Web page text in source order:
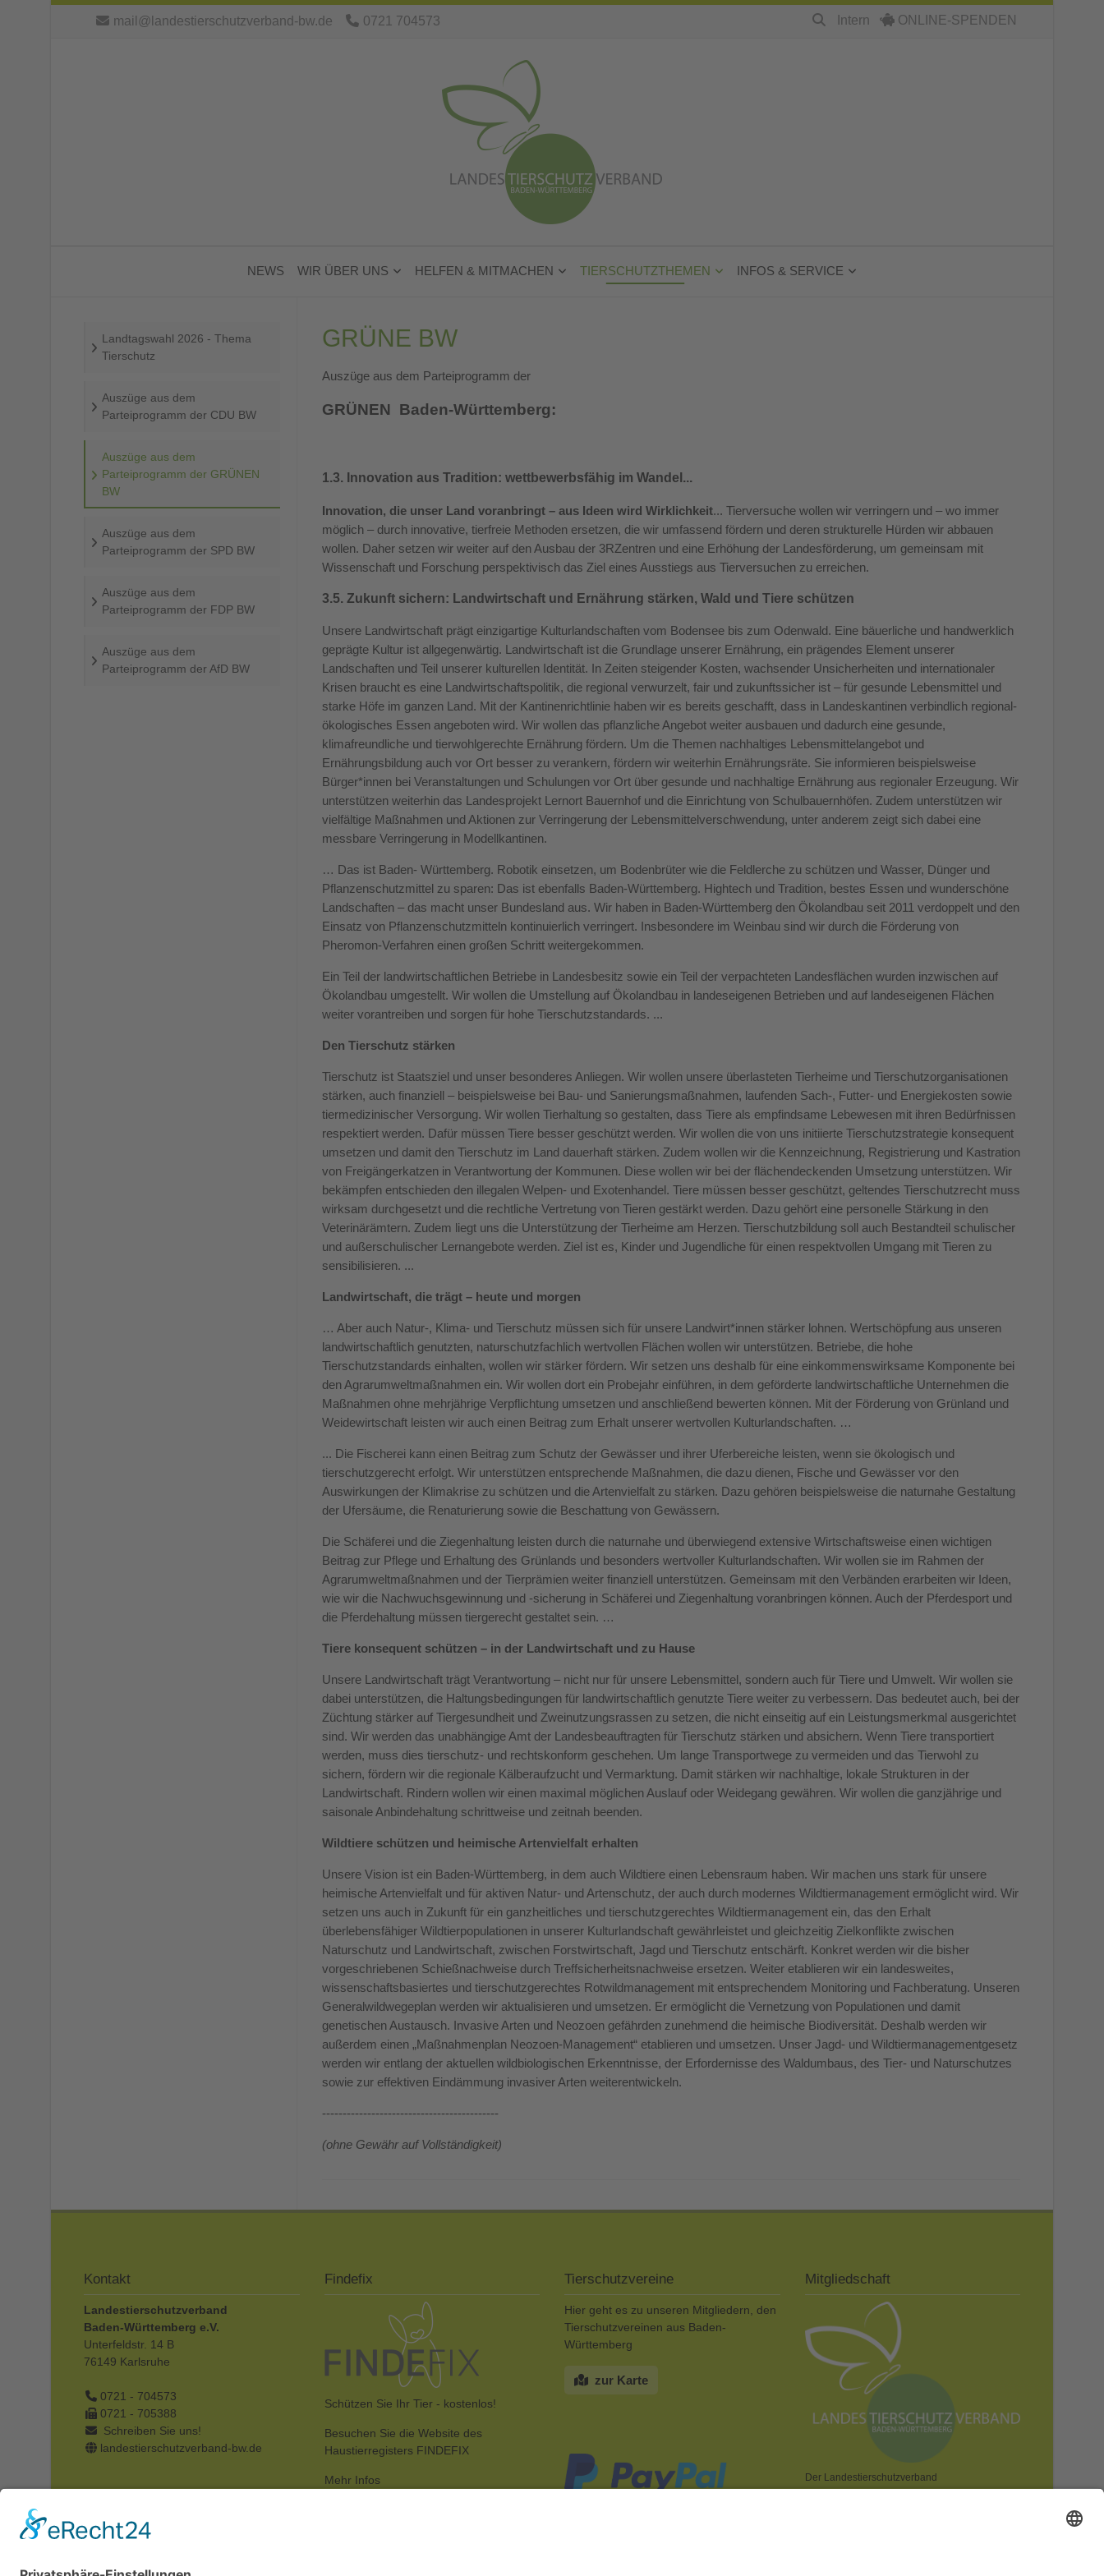
mail@landestierschutzverband-bw.de 0721 704573 Intern ONLINE-SPENDEN
NEWS WIR ÜBER UNS HELFEN & MITMACHEN TIERSCHUTZTHEMEN INFOS & SERVICE
GRÜNE BW
Auszüge aus dem Parteiprogramm der
GRÜNEN Baden-Württemberg:
1.3. Innovation aus Tradition: wettbewerbsfähig im Wandel...
Innovation, die unser Land voranbringt – aus Ideen wird Wirklichkeit... Tierversuche wollen wir verringern und – wo immer
möglich – durch innovative, tierfreie Methoden ersetzen, die wir umfassend fördern und deren strukturelle Hürden wir abbauen
wollen. Daher setzen wir weiter auf den Ausbau der 3RZentren und eine Erhöhung der Landesförderung, um gemeinsam mit
Wissenschaft und Forschung perspektivisch das Ziel eines Ausstiegs aus Tierversuchen zu erreichen.
3.5. Zukunft sichern: Landwirtschaft und Ernährung stärken, Wald und Tiere schützen
Unsere Landwirtschaft prägt einzigartige Kulturlandschaften vom Bodensee bis zum Odenwald. Eine bäuerliche und handwerklich
geprägte Kultur ist allgegenwärtig. Landwirtschaft ist die Grundlage unserer Ernährung, ein prägendes Element unserer
Landschaften und Teil unserer kulturellen Identität. In Zeiten steigender Kosten, wachsender Unsicherheiten und internationaler
Krisen braucht es eine Landwirtschaftspolitik, die regional verwurzelt, fair und zukunftssicher ist – für gesunde Lebensmittel und
starke Höfe im ganzen Land. Mit der Kantinenrichtlinie haben wir es bereits geschafft, dass in Landeskantinen verbindlich regional-
ökologisches Essen angeboten wird. Wir wollen das pflanzliche Angebot weiter ausbauen und dadurch eine gesunde,
klimafreundliche und tierwohlgerechte Ernährung fördern. Um die Themen nachhaltiges Lebensmittelangebot und
Ernährungsbildung auch vor Ort besser zu verankern, fördern wir weiterhin Ernährungsräte. Sie informieren beispielsweise
Bürger*innen bei Veranstaltungen und Schulungen vor Ort über gesunde und nachhaltige Ernährung aus regionaler Erzeugung. Wir
unterstützen weiterhin das Landesprojekt Lernort Bauernhof und die Einrichtung von Schulbauernhöfen. Zudem unterstützen wir
vielfältige Maßnahmen und Aktionen zur Verringerung der Lebensmittelverschwendung, unter anderem zeigt sich dabei eine
messbare Verringerung in Modellkantinen.
… Das ist Baden- Württemberg. Robotik einsetzen, um Bodenbrüter wie die Feldlerche zu schützen und Wasser, Dünger und
Pflanzenschutzmittel zu sparen: Das ist ebenfalls Baden-Württemberg. Hightech und Tradition, bestes Essen und wunderschöne
Landschaften – das macht unser Bundesland aus. Wir haben in Baden-Württemberg den Ökolandbau seit 2011 verdoppelt und den
Einsatz von Pflanzenschutzmitteln kontinuierlich verringert. Insbesondere im Weinbau sind wir durch die Förderung von
Pheromon-Verfahren einen großen Schritt weitergekommen.
Ein Teil der landwirtschaftlichen Betriebe in Landesbesitz sowie ein Teil der verpachteten Landesflächen wurden inzwischen auf
Ökolandbau umgestellt. Wir wollen die Umstellung auf Ökolandbau in landeseigenen Betrieben und auf landeseigenen Flächen
weiter vorantreiben und sorgen für hohe Tierschutzstandards. ...
Den Tierschutz stärken
Tierschutz ist Staatsziel und unser besonderes Anliegen. Wir wollen unsere überlasteten Tierheime und Tierschutzorganisationen
stärken, auch finanziell – beispielsweise bei Bau- und Sanierungsmaßnahmen, laufenden Sach-, Futter- und Energiekosten sowie
tiermedizinischer Versorgung. Wir wollen Tierhaltung so gestalten, dass Tiere als empfindsame Lebewesen mit ihren Bedürfnissen
respektiert werden. Dafür müssen Tiere besser geschützt werden. Wir wollen die von uns initiierte Tierschutzstrategie konsequent
umsetzen und damit den Tierschutz im Land dauerhaft stärken. Zudem wollen wir die Kennzeichnung, Registrierung und Kastration
von Freigängerkatzen in Verantwortung der Kommunen. Diese wollen wir bei der flächendeckenden Umsetzung unterstützen. Wir
bekämpfen entschieden den illegalen Welpen- und Exotenhandel. Tiere müssen besser geschützt, geltendes Tierschutzrecht muss
wirksam durchgesetzt und die rechtliche Vertretung von Tieren gestärkt werden. Dazu gehört eine personelle Stärkung in den
Veterinärämtern. Zudem liegt uns die Unterstützung der Tierheime am Herzen. Tierschutzbildung soll auch Bestandteil schulischer
und außerschulischer Lernangebote werden. Ziel ist es, Kinder und Jugendliche für einen respektvollen Umgang mit Tieren zu
sensibilisieren. ...
Landwirtschaft, die trägt – heute und morgen
… Aber auch Natur-, Klima- und Tierschutz müssen sich für unsere Landwirt*innen stärker lohnen. Wertschöpfung aus unseren
landwirtschaftlich genutzten, naturschutzfachlich wertvollen Flächen wollen wir unterstützen. Betriebe, die hohe
Tierschutzstandards einhalten, wollen wir stärker fördern. Wir setzen uns deshalb für eine einkommenswirksame Komponente bei
den Agrarumweltmaßnahmen ein. Wir wollen dort ein Probejahr einführen, in dem geförderte landwirtschaftliche Unternehmen die
Maßnahmen ohne mehrjährige Verpflichtung umsetzen und anschließend bewerten können. Mit der Förderung von Grünland und
Weidewirtschaft leisten wir auch einen Beitrag zum Erhalt unserer wertvollen Kulturlandschaften. …
... Die Fischerei kann einen Beitrag zum Schutz der Gewässer und ihrer Uferbereiche leisten, wenn sie ökologisch und
tierschutzgerecht erfolgt. Wir unterstützen entsprechende Maßnahmen, die dazu dienen, Fische und Gewässer vor den
Auswirkungen der Klimakrise zu schützen und die Artenvielfalt zu stärken. Dazu gehören beispielsweise die naturnahe Gestaltung
der Ufersäume, die Renaturierung sowie die Beschattung von Gewässern.
Die Schäferei und die Ziegenhaltung leisten durch die naturnahe und überwiegend extensive Wirtschaftsweise einen wichtigen
Beitrag zur Pflege und Erhaltung des Grünlands und besonders wertvoller Kulturlandschaften. Wir wollen sie im Rahmen der
Agrarumweltmaßnahmen und der Tierprämien weiter finanziell unterstützen. Gemeinsam mit den Verbänden erarbeiten wir Ideen,
wie wir die Nachwuchsgewinnung und -sicherung in Schäferei und Ziegenhaltung voranbringen können. Auch der Pferdesport und
die Pferdehaltung müssen tiergerecht gestaltet sein. …
Tiere konsequent schützen – in der Landwirtschaft und zu Hause
Unsere Landwirtschaft trägt Verantwortung – nicht nur für unsere Lebensmittel, sondern auch für Tiere und Umwelt. Wir wollen sie
dabei unterstützen, die Haltungsbedingungen für landwirtschaftlich genutzte Tiere weiter zu verbessern. Das bedeutet auch, bei der
Züchtung stärker auf Tiergesundheit und Zweinutzungsrassen zu setzen, die nicht einseitig auf ein Leistungsmerkmal ausgerichtet
sind. Wir werden das unabhängige Amt der Landesbeauftragten für Tierschutz stärken und absichern. Wenn Tiere transportiert
werden, muss dies tierschutz- und rechtskonform geschehen. Um lange Transportwege zu vermeiden und das Tierwohl zu
sichern, fördern wir die regionale Kälberaufzucht und Vermarktung. Damit stärken wir nachhaltige, lokale Strukturen in der
Landwirtschaft. Rindern wollen wir einen maximal möglichen Auslauf oder Weidegang gewähren. Wir wollen die ganzjährige und
saisonale Anbindehaltung schrittweise und zeitnah beenden.
Wildtiere schützen und heimische Artenvielfalt erhalten
Unsere Vision ist ein Baden-Württemberg, in dem auch Wildtiere einen Lebensraum haben. Wir machen uns stark für unsere
heimische Artenvielfalt und für aktiven Natur- und Artenschutz, der auch durch modernes Wildtiermanagement ermöglicht wird. Wir
setzen uns auch in Zukunft für ein ganzheitliches und tierschutzgerechtes Wildtiermanagement ein, das den Erhalt
überlebensfähiger Wildtierpopulationen in unserer Kulturlandschaft gewährleistet und gleichzeitig Zielkonflikte zwischen
Naturschutz und Landwirtschaft, zwischen Forstwirtschaft, Jagd und Tierschutz entschärft. Konkret werden wir die bisher
vorgeschriebenen Schießnachweise durch Treffsicherheitsnachweise ersetzen. Weiter etablieren wir ein landesweites,
wissenschaftsbasiertes und tierschutzgerechtes Rotwildmanagement mit entsprechendem Monitoring und Fachberatung. Unseren
Generalwildwegeplan werden wir aktualisieren und umsetzen. Er ermöglicht die Vernetzung von Populationen und damit
genetischen Austausch. Invasive Arten und Neozoen gefährden zunehmend die heimische Biodiversität. Deshalb werden wir
außerdem einen „Maßnahmenplan Neozoen-Management“ etablieren und umsetzen. Unser Jagd- und Wildtiermanagementgesetz
werden wir entlang der aktuellen wildbiologischen Erkenntnisse, der Erfordernisse des Waldumbaus, des Tier- und Naturschutzes
sowie zur effektiven Eindämmung invasiver Arten weiterentwickeln.
-------------------------------------------
(ohne Gewähr auf Vollständigkeit)
Landtagswahl 2026 - Thema
Tierschutz
Auszüge aus dem
Parteiprogramm der CDU BW
Auszüge aus dem
Parteiprogramm der GRÜNEN
BW
Auszüge aus dem
Parteiprogramm der SPD BW
Auszüge aus dem
Parteiprogramm der FDP BW
Auszüge aus dem
Parteiprogramm der AfD BW
Kontakt
Landestierschutzverband
Baden-Württemberg e.V.
Unterfeldstr. 14 B
76149 Karlsruhe
0721 - 704573
0721 - 705388
Schreiben Sie uns!
landestierschutzverband-bw.de
Findefix
Schützen Sie Ihr Tier - kostenlos!
Besuchen Sie die Website des
Haustierregisters FINDEFIX
Mehr Infos
Tierschutzvereine
Hier geht es zu unseren Mitgliedern, den
Tierschutzvereinen aus Baden-
Württemberg
zur Karte
Mitgliedschaft
Der Landestierschutzverband